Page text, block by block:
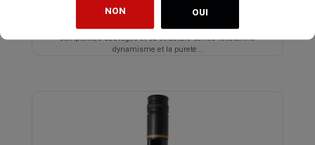
NON OUI
brillant et élégant. Il est produit avec des levures indigènes et un
élevage de 7 mois en barrique de chêne qui révèlent ses subtiles
complexités sauvages et sa structure serrée reflétant le
dynamisme et la pureté...